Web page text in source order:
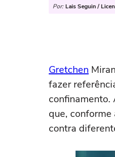
Por: Lais Seguin /
Gretchen
fazer
confinamento.
que,
contra